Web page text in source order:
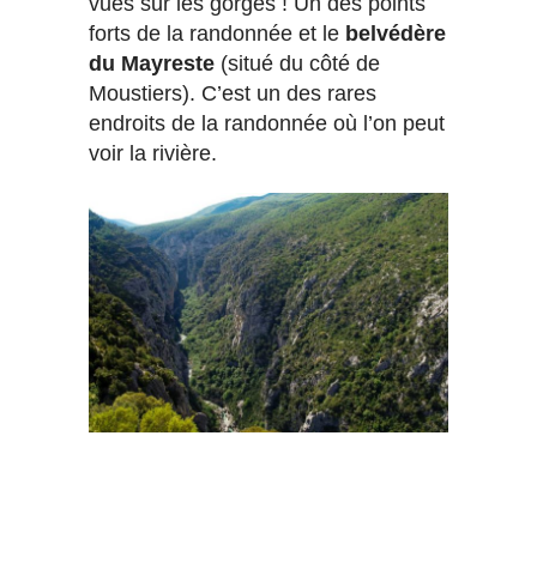
forts de la randonnée et le belvédère
du Mayreste (situé du côté de
Moustiers). C’est un des rares
endroits de la randonnée où l’on peut
voir la rivière.